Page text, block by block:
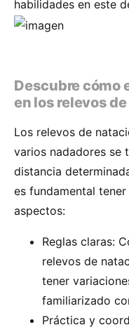
habilidades en este
Descubre cómo
en los relevos
Los relevos de
varios nadadores se
distancia
es fundamental
aspectos:
Reglas claras:
relevos de
tener
familiarizado
Práctica y